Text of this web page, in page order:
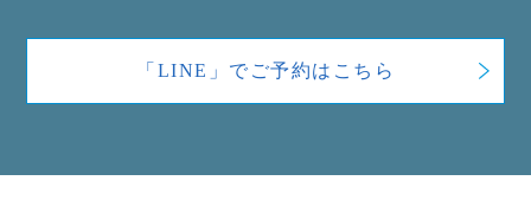
「LINE」でご予約はこちら